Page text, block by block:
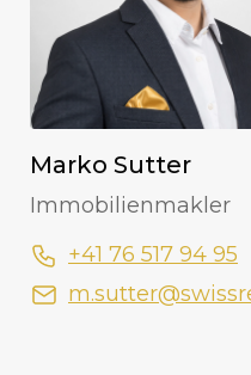
Marko Sutter
Immobilienmakler
+41 76 517 94 95